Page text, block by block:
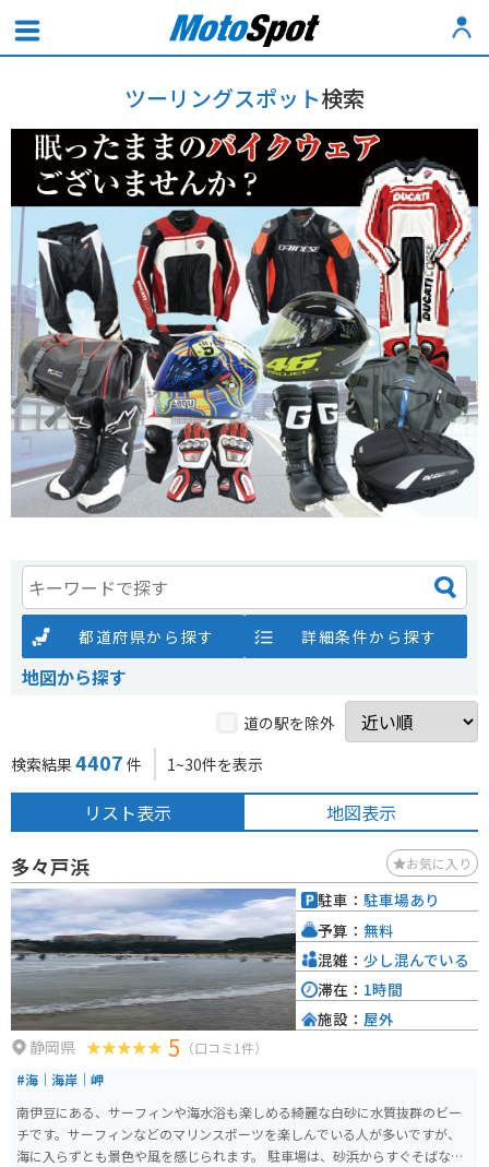
ツーリングスポット検索
都道府県から探す 詳細条件から探す
地図から探す
道の駅を除外
検索結果 4407 件 1~30件を表示
リスト表示 地図表示
多々戸浜 お気に入り
静岡県 5 （口コミ1件）
#海｜海岸｜岬
南伊豆にある、サーフィンや海水浴も楽しめる綺麗な白砂に水質抜群のビー
チです。サーフィンなどのマリンスポーツを楽しんでいる人が多いですが、
海に入らずとも景色や風を感じられます。 駐車場は、砂浜からすぐそばなの
駐車： 駐車場あり
予算： 無料
混雑： 少し混んでいる
滞在： 1時間
施設： 屋外